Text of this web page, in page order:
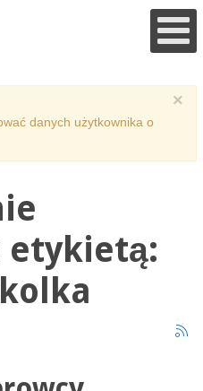
×
danych użytkownika o
etykietą: